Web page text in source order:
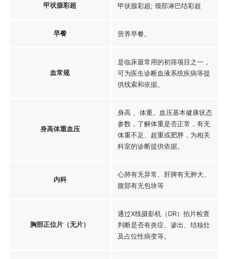
甲状腺彩超 甲状腺彩超; 颈部淋巴结彩超
早餐 营养早餐。
血常规
是临床最常用的初筛项目之一，
可为医生诊断血液系统疾病等提
供线索和依据。
身高体重血压
身高 、体重、血压基本健康状态
参数，了解体重是否正常，有无
体重不足、超重或肥胖，为相关
科室的诊断提供依据。
内科
心肺有无异常、肝脾有无肿大、
腹部有无包块等
胸部正位片（无片）
通过X线摄影机（DR）拍片检查
判断是否有炎症、渗出、结核灶
及占位性病变等。